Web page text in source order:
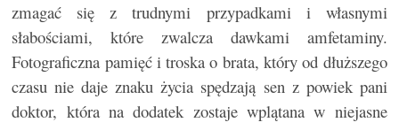
zmagać się z trudnymi przypadkami i własnymi
słabościami, które zwalcza dawkami amfetaminy.
Fotograficzna pamięć i troska o brata, który od dłuższego
czasu nie daje znaku życia spędzają sen z powiek pani
doktor, która na dodatek zostaje wplątana w niejasne